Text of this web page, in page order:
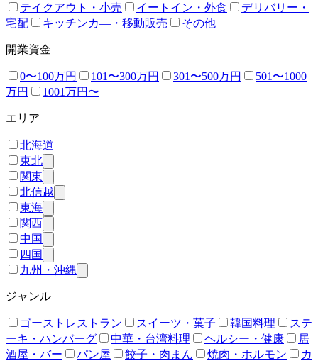
テイクアウト・小売 イートイン・外食
デリバリー・
宅配
キッチンカ―・移動販売 その他
開業資金
0〜100万円 101〜300万円 301〜500万円
501〜1000
万円
1001万円〜
エリア
北海道
東北
関東
北信越
東海
関西
中国
四国
九州・沖縄
ジャンル
ゴーストレストラン スイーツ・菓子 韓国料理
ステ
ーキ・ハンバーグ
中華・台湾料理 ヘルシー・健康
居
酒屋・バー
パン屋 餃子・肉まん 焼肉・ホルモン
カ